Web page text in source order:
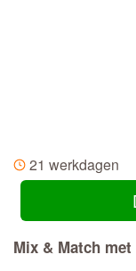
21 werkdagen
Mix & Match met